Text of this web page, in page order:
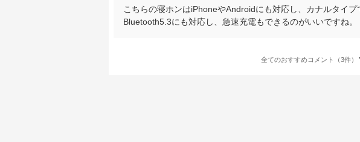
こちらの寝ホンはiPhoneやAndroidにも対応し、カナルタイプ
Bluetooth5.3にも対応し、急速充電もできるのがいいですね。
全てのおすすめコメント（3件）